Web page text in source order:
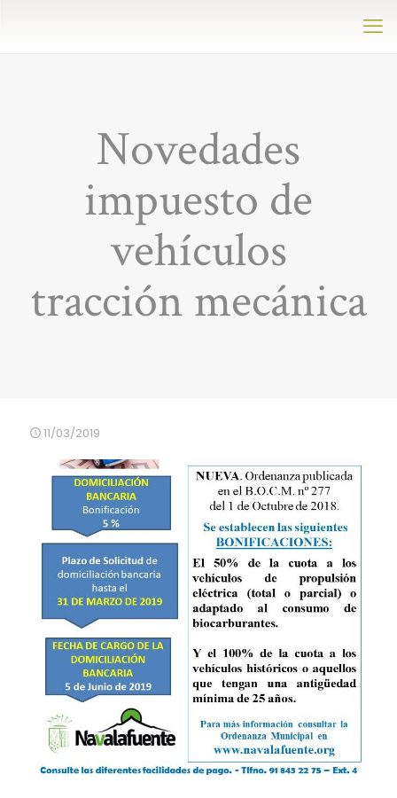
Novedades
impuesto de
vehículos
tracción mecánica
11/03/2019